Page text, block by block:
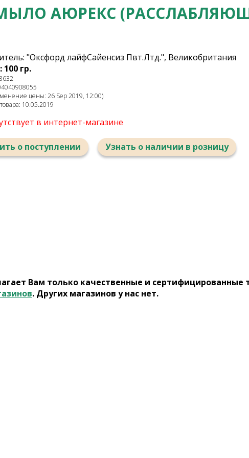
АЮРЕКС
"Оксфорд лайфСайенсиз Пвт.Лтд.", Великобритания
100 гр.
цены: 26 Sep 2019, 12:00)
10.05.2019
в интернет-магазине
о поступлении Узнать о наличии в розницу
Вам только качественные и сертифицированные
. Других магазинов у нас нет.